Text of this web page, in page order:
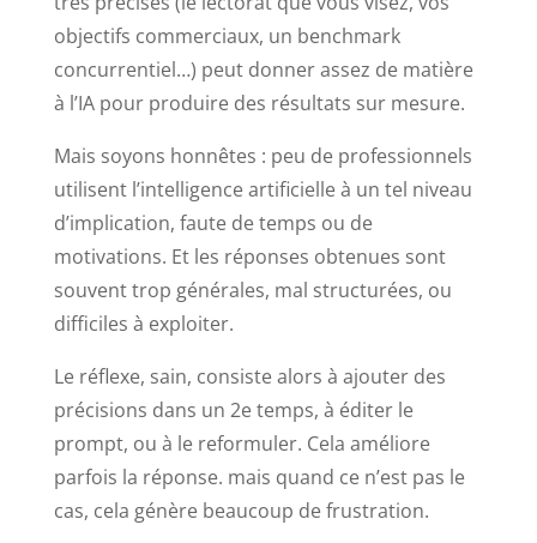
objectifs commerciaux, un benchmark
concurrentiel…) peut donner assez de matière
à l’IA pour produire des résultats sur mesure.
Mais soyons honnêtes : peu de professionnels
utilisent l’intelligence artificielle à un tel niveau
d’implication, faute de temps ou de
motivations. Et les réponses obtenues sont
souvent trop générales, mal structurées, ou
difficiles à exploiter.
Le réflexe, sain, consiste alors à ajouter des
précisions dans un 2e temps, à éditer le
prompt, ou à le reformuler. Cela améliore
parfois la réponse. mais quand ce n’est pas le
cas, cela génère beaucoup de frustration.